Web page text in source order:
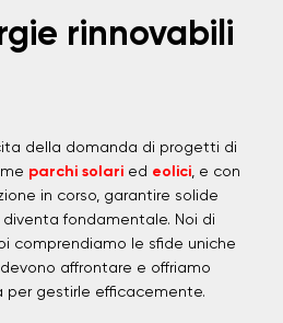
rinnovabili
della domanda di progetti di
parchi solari ed eolici, e con
in corso, garantire solide
diventa fondamentale. Noi di
comprendiamo le sfide uniche
affrontare e offriamo
per gestirle efficacemente.